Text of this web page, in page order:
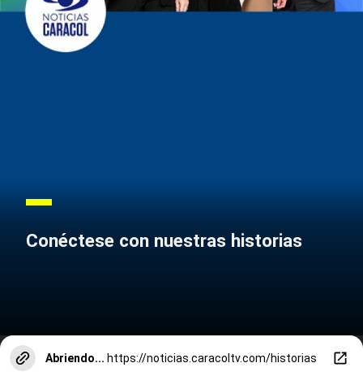
Conéctese con nuestras historias
Abriendo... https://noticias.caracoltv.com/historias